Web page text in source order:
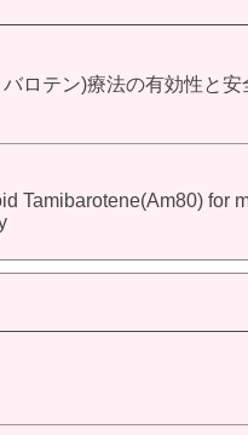
ロテン)療法の有効性と
Tamibarotene(Am80) for